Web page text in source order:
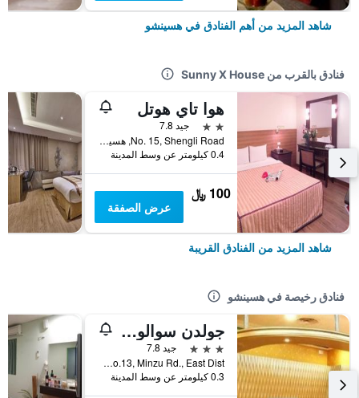
شاهد المزيد من أهم الفنادق في هسينشو
فنادق بالقرب من Sunny X House
هوا تاي هوتل
2 نجمتين
جيد 7.8
No. 15, Shengli Road, هسينشو, تايوان
0.4 كيلومتر عن وسط المدينة
100 ﷼
عرض الصفقة
شاهد المزيد من الفنادق القريبة
فنادق رخيصة في هسينشو
جولدن سوالو هوتل
3 نجوم
جيد 7.8
No.13, Minzu Rd., East Dist., هسينشو, تايوان
0.3 كيلومتر عن وسط المدينة